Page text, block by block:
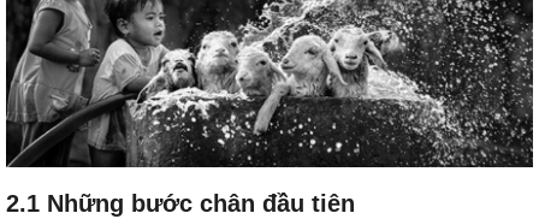
2.1 Những bước chân đầu tiên